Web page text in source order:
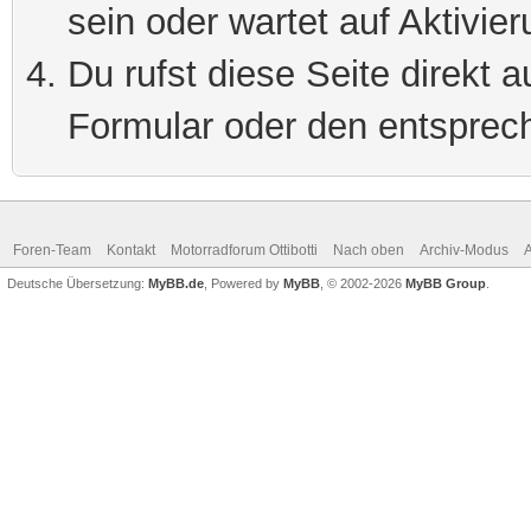
sein oder wartet auf
Du rufst diese Seite direkt
Formular oder den
Foren-Team Kontakt Motorradforum Ottibotti Nach oben Archiv-Modus
Deutsche Übersetzung: MyBB.de , Powered by MyBB , © 2002-2026 MyBB Group